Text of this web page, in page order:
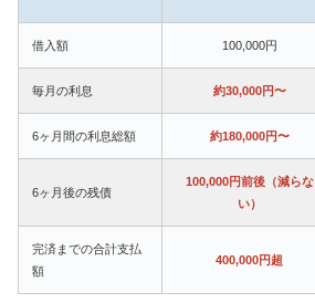
借入額 100,000円
毎月の利息 約30,000円〜
6ヶ月間の利息総額 約180,000円〜
6ヶ月後の残債
100,000円前後（減らな
い）
完済までの合計支払
額
400,000円超